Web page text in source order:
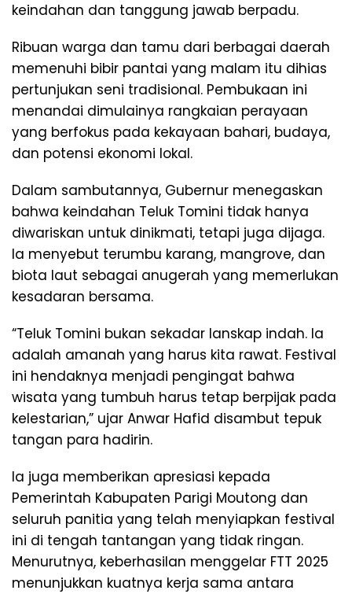
keindahan dan tanggung jawab berpadu.
Ribuan warga dan tamu dari berbagai daerah
memenuhi bibir pantai yang malam itu dihias
pertunjukan seni tradisional. Pembukaan ini
menandai dimulainya rangkaian perayaan
yang berfokus pada kekayaan bahari, budaya,
dan potensi ekonomi lokal.
Dalam sambutannya, Gubernur menegaskan
bahwa keindahan Teluk Tomini tidak hanya
diwariskan untuk dinikmati, tetapi juga dijaga.
Ia menyebut terumbu karang, mangrove, dan
biota laut sebagai anugerah yang memerlukan
kesadaran bersama.
“Teluk Tomini bukan sekadar lanskap indah. Ia
adalah amanah yang harus kita rawat. Festival
ini hendaknya menjadi pengingat bahwa
wisata yang tumbuh harus tetap berpijak pada
kelestarian,” ujar Anwar Hafid disambut tepuk
tangan para hadirin.
Ia juga memberikan apresiasi kepada
Pemerintah Kabupaten Parigi Moutong dan
seluruh panitia yang telah menyiapkan festival
ini di tengah tantangan yang tidak ringan.
Menurutnya, keberhasilan menggelar FTT 2025
menunjukkan kuatnya kerja sama antara